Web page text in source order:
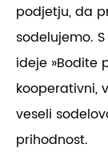
podjetju, da
sodelujemo.
ideje »Bodite
kooperativni,
veseli
prihodnost.